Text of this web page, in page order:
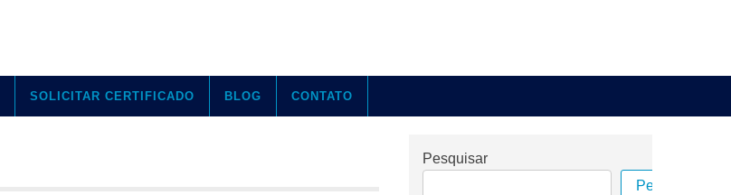
SOLICITAR CERTIFICADO BLOG CONTATO
Pesquisar
Pesquisar